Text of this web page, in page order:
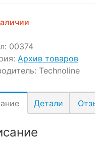
00374
Архив товаров
Technoline
Детали